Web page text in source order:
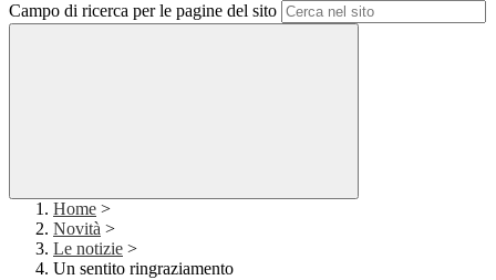
Campo di ricerca per le pagine del sito
Home >
Novità >
Le notizie >
Un sentito ringraziamento